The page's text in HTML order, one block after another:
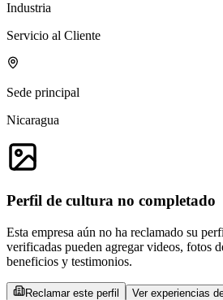
Industria
Servicio al Cliente
Sede principal
Nicaragua
Perfil de cultura no completado
Esta empresa aún no ha reclamado su
verificadas pueden agregar videos, fotos
beneficios y testimonios.
Reclamar este perfil Ver experiencias